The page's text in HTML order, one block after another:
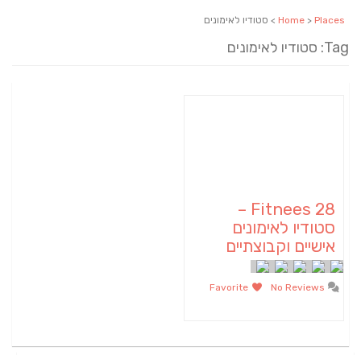
Home > Places > סטודיו לאימונים
Tag: סטודיו לאימונים
Fitnees 28 –
סטודיו לאימונים
אישיים וקבוצתיים